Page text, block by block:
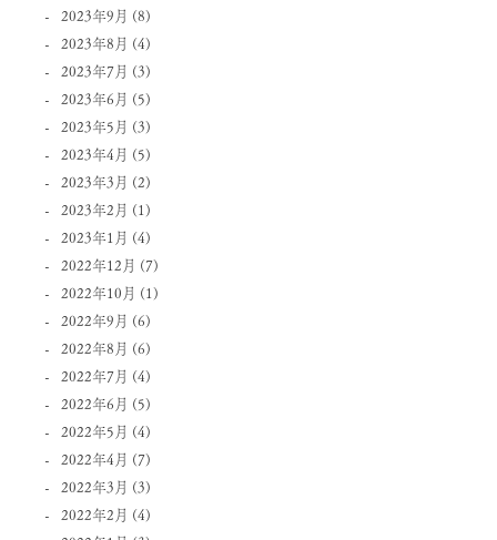
2023年9月 (8)
2023年8月 (4)
2023年7月 (3)
2023年6月 (5)
2023年5月 (3)
2023年4月 (5)
2023年3月 (2)
2023年2月 (1)
2023年1月 (4)
2022年12月 (7)
2022年10月 (1)
2022年9月 (6)
2022年8月 (6)
2022年7月 (4)
2022年6月 (5)
2022年5月 (4)
2022年4月 (7)
2022年3月 (3)
2022年2月 (4)